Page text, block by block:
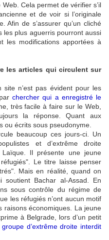
Cela permet de vérifier s’il
et de voir si l’originale
Afin de s’assurer qu’un cliché
les plus aguerris pourront aussi
les modifications apportées à
les articles qui circulent sur
n’est pas évident pour les
parchercher qui a enregistré le
très facile à faire sur le Web,
la réponse. Quant aux
ou écrits sous pseudonyme.
beaucoup ces jours-ci. Un
et d’extrême droite
Laïque. Il présente une jeune
Le titre laisse penser
Mais en réalité, quand on
soutient Bachar al-Assad. En
sous contrôle du régime de
les réfugiés n’ont aucun motif
raisons économiques. La jeune
à Belgrade, lors d’un petit
groupe d’extrême droite interdit